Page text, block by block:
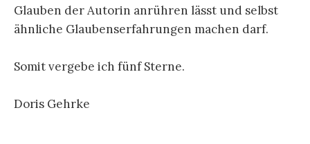
Glauben der Autorin anrühren lässt und selbst
ähnliche Glaubenserfahrungen machen darf.
Somit vergebe ich fünf Sterne.
Doris Gehrke